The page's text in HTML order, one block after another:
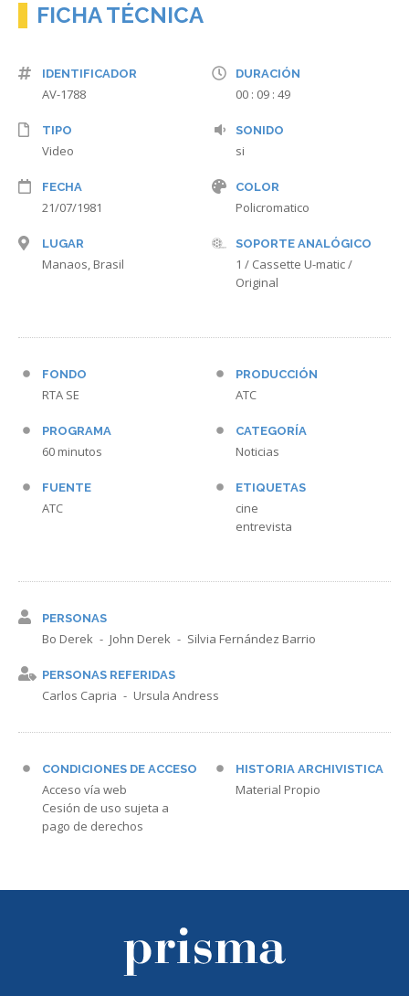
FICHA TÉCNICA
IDENTIFICADOR
AV-1788
TIPO
Video
FECHA
21/07/1981
LUGAR
Manaos, Brasil
DURACIÓN
00 : 09 : 49
SONIDO
si
COLOR
Policromatico
SOPORTE ANALÓGICO
1 / Cassette U-matic /
Original
FONDO
RTA SE
PROGRAMA
60 minutos
FUENTE
ATC
PRODUCCIÓN
ATC
CATEGORÍA
Noticias
ETIQUETAS
cine
entrevista
PERSONAS
Bo Derek John Derek Silvia Fernández Barrio
PERSONAS REFERIDAS
Carlos Capria Ursula Andress
CONDICIONES DE ACCESO
Acceso vía web
Cesión de uso sujeta a
pago de derechos
HISTORIA ARCHIVISTICA
Material Propio